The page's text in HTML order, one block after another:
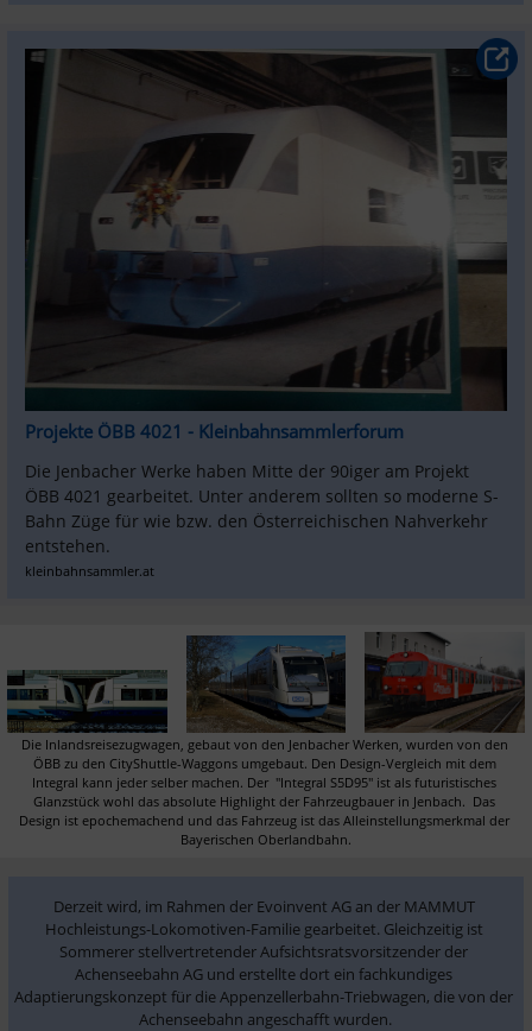
Projekte ÖBB 4021 - Kleinbahnsammlerforum
Die Jenbacher Werke haben Mitte der 90iger am Projekt
ÖBB 4021 gearbeitet. Unter anderem sollten so moderne S-
Bahn Züge für wie bzw. den Österreichischen Nahverkehr
entstehen.
kleinbahnsammler.at
Die Inlandsreisezugwagen, gebaut von den Jenbacher Werken, wurden von den
ÖBB zu den CityShuttle-Waggons umgebaut. Den Design-Vergleich mit dem
Integral kann jeder selber machen. Der  "Integral S5D95" ist als futuristisches
Glanzstück wohl das absolute Highlight der Fahrzeugbauer in Jenbach.  Das
Design ist epochemachend und das Fahrzeug ist das Alleinstellungsmerkmal der
Bayerischen Oberlandbahn.
Derzeit wird, im Rahmen der Evoinvent AG an der MAMMUT
Hochleistungs-Lokomotiven-Familie gearbeitet. Gleichzeitig ist
Sommerer stellvertretender Aufsichtsratsvorsitzender der
Achenseebahn AG und erstellte dort ein fachkundiges
Adaptierungskonzept für die Appenzellerbahn-Triebwagen, die von der
Achenseebahn angeschafft wurden.